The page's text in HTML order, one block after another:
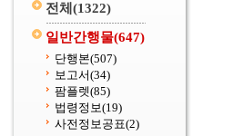
전체 (1322)
일반간행물(647)
단행본(507)
보고서(34)
팜플렛(85)
법령정보(19)
사전정보공표(2)